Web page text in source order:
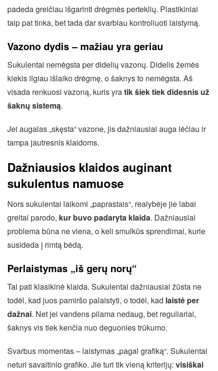
padeda greičiau išgarinti drėgmės perteklių. Plastikiniai
taip pat tinka, bet tada dar svarbiau kontroliuoti laistymą.
Vazono dydis – mažiau yra geriau
Sukulentai nemėgsta per didelių vazonų. Didelis žemės
kiekis ilgiau išlaiko drėgmę, o šaknys to nemėgsta. Aš
visada renkuosi vazoną, kuris yratik šiek tiek didesnis už
šaknų sistemą.
Jei augalas „skęsta“ vazone, jis dažniausiai auga lėčiau ir
tampa jautresnis klaidoms.
Dažniausios klaidos auginant
sukulentus namuose
Nors sukulentai laikomi „paprastais“, realybėje jie labai
greitai parodo, kur buvo padaryta klaida. Dažniausiai
problema būna ne viena, o keli smulkūs sprendimai, kurie
susideda į rimtą bėdą.
Perlaistymas „iš gerų norų“
Tai pati klasikinė klaida. Sukulentai dažniausiai žūsta ne
todėl, kad juos pamiršo palaistyti, o todėl, kad laistė per
dažnai. Net jei vandens pilama nedaug, bet reguliariai,
šaknys vis tiek kenčia nuo deguonies trūkumo.
Svarbus momentas – laistymas „pagal grafiką“. Sukulentai
neturi savaitinio grafiko. Jie turi tik vieną kriterijų: visiškai